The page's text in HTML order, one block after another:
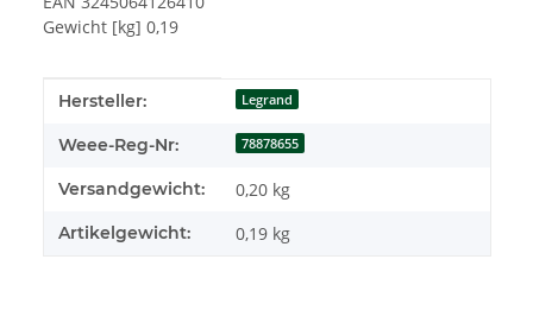
Gewicht [kg] 0,19
Produkteigenschaft
Wert
Hersteller: Legrand
Weee-Reg-Nr: 78878655
Versandgewicht: 0,20 kg
Artikelgewicht: 0,19 kg